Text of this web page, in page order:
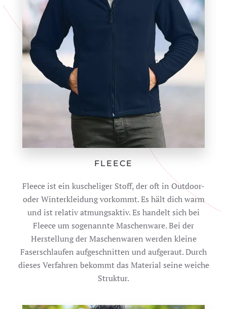
FLEECE
Fleece ist ein kuscheliger Stoff, der oft in Outdoor-
oder Winterkleidung vorkommt. Es hält dich warm
und ist relativ atmungsaktiv. Es handelt sich bei
Fleece um sogenannte Maschenware. Bei der
Herstellung der Maschenwaren werden kleine
Faserschlaufen aufgeschnitten und aufgeraut. Durch
dieses Verfahren bekommt das Material seine weiche
Struktur.